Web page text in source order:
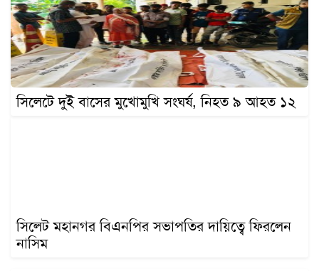
মতামত
অন্যান্য
লাইফস্টাইল
সিলেটে দুই বাসের মুখোমুখি সংঘর্ষ, নিহত ৯ আহত ১২
সিলেট মহানগর বিএনপির সভাপতির দায়িত্বে ফিরলেন
নাসিম